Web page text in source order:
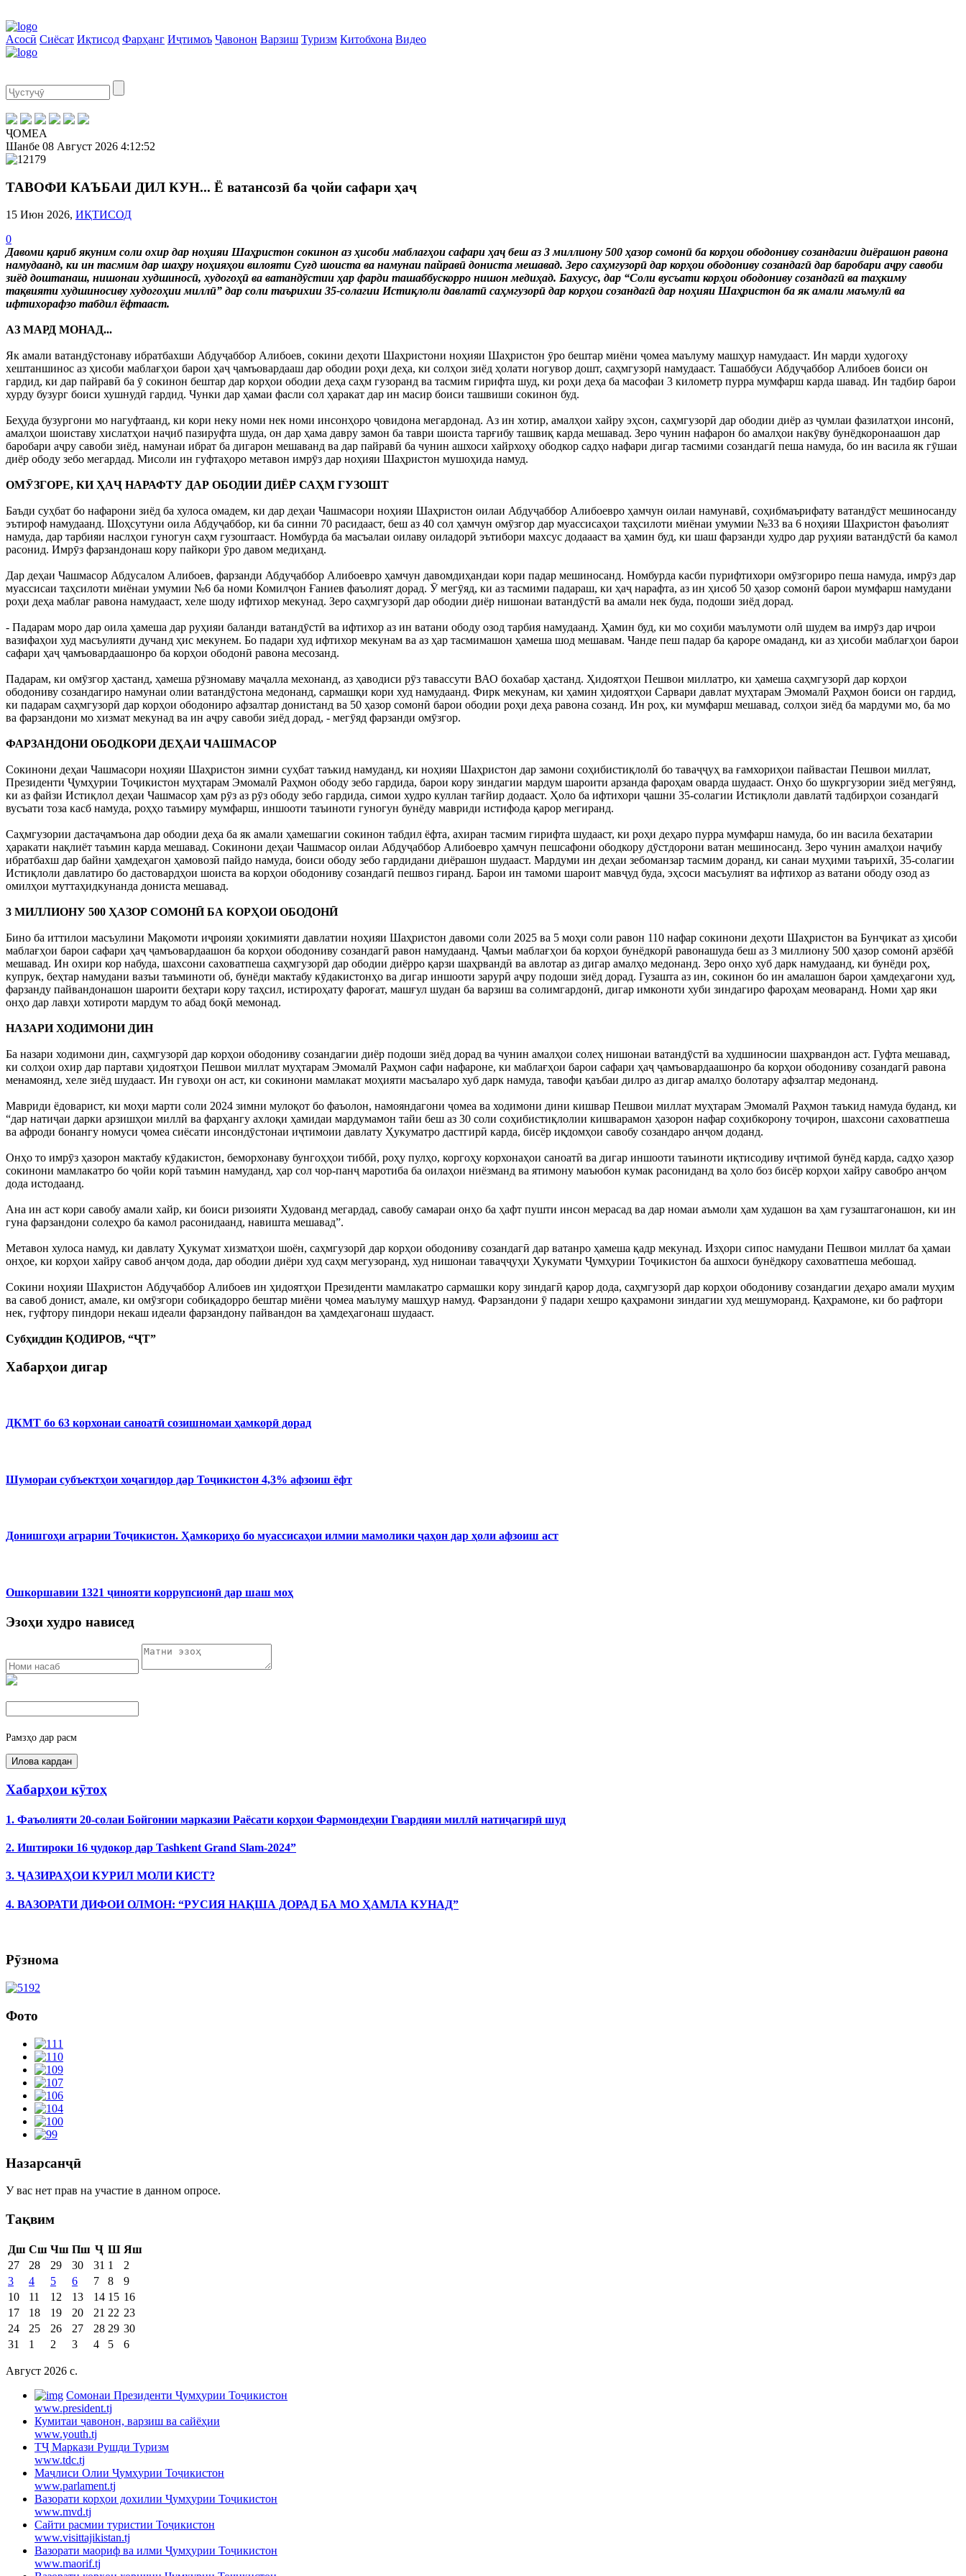
Асосӣ Сиёсат Иқтисод Фарҳанг Иҷтимоъ Ҷавонон Варзиш Туризм Китобхона Видео
ҶОМЕА
Шанбе 08 Август 2026 4:12:53
ТАВОФИ КАЪБАИ ДИЛ КУН... Ё ватансозӣ ба ҷойи сафари ҳаҷ
15 Июн 2026, ИҚТИСОД
0
Давоми қариб якуним соли охир дар ноҳияи Шаҳристон сокинон аз ҳисоби маблағҳои сафари ҳаҷ беш аз 3 миллиону 500 ҳазор сомонӣ ба корҳои ободониву созандагии диёрашон равона
намудаанд, ки ин тасмим дар шаҳру ноҳияҳои вилояти Суғд шоиста ва намунаи пайравӣ дониста мешавад. Зеро саҳмгузорӣ дар корҳои ободониву созандагӣ дар баробари аҷру савоби
зиёд доштанаш, нишонаи худшиносӣ, худогоҳӣ ва ватандӯстии ҳар фарди ташаббускорро нишон медиҳад. Бахусус, дар “Соли вусъати корҳои ободониву созандагӣ ва таҳкиму
тақвияти худшиносиву худогоҳии миллӣ” дар соли таърихии 35-солагии Истиқлоли давлатӣ саҳмгузорӣ дар корҳои созандагӣ дар ноҳияи Шаҳристон ба як амали маъмулӣ ва
ифтихорафзо табдил ёфтааст.
АЗ МАРД МОНАД...
Як амали ватандӯстонаву ибратбахши Абдуҷаббор Алибоев, сокини деҳоти Шаҳристони ноҳияи Шаҳристон ӯро бештар миёни ҷомеа маълуму машҳур намудааст. Ин марди худогоҳу
хештаншинос аз ҳисоби маблағҳои барои ҳаҷ ҷамъовардааш дар ободии роҳи деҳа, ки солҳои зиёд ҳолати ногувор дошт, саҳмгузорӣ намудааст. Ташаббуси Абдуҷаббор Алибоев боиси он
гардид, ки дар пайравӣ ба ӯ сокинон бештар дар корҳои ободии деҳа саҳм гузоранд ва тасмим гирифта шуд, ки роҳи деҳа ба масофаи 3 километр пурра мумфарш карда шавад. Ин тадбир барои
хурду бузург боиси хушнудӣ гардид. Чунки дар ҳамаи фасли сол ҳаракат дар ин масир боиси ташвиши сокинон буд.
Беҳуда бузургони мо нагуфтаанд, ки кори неку номи нек номи инсонҳоро ҷовидона мегардонад. Аз ин хотир, амалҳои хайру эҳсон, саҳмгузорӣ дар ободии диёр аз ҷумлаи фазилатҳои инсонӣ,
амалҳои шоиставу хислатҳои наҷиб пазируфта шуда, он дар ҳама давру замон ба таври шоиста тарғибу ташвиқ карда мешавад. Зеро чунин нафарон бо амалҳои накӯву бунёдкоронаашон дар
баробари аҷру савоби зиёд, намунаи ибрат ба дигарон мешаванд ва дар пайравӣ ба чунин ашхоси хайрхоҳу ободкор садҳо нафари дигар тасмими созандагӣ пеша намуда, бо ин васила як гӯшаи
диёр ободу зебо мегардад. Мисоли ин гуфтаҳоро метавон имрӯз дар ноҳияи Шаҳристон мушоҳида намуд.
ОМӮЗГОРЕ, КИ ҲАҶ НАРАФТУ ДАР ОБОДИИ ДИЁР САҲМ ГУЗОШТ
Баъди суҳбат бо нафарони зиёд ба хулоса омадем, ки дар деҳаи Чашмасори ноҳияи Шаҳристон оилаи Абдуҷаббор Алибоевро ҳамчун оилаи намунавӣ, соҳибмаърифату ватандӯст мешиносанду
эътироф намудаанд. Шоҳсутуни оила Абдуҷаббор, ки ба синни 70 расидааст, беш аз 40 сол ҳамчун омӯзгор дар муассисаҳои таҳсилоти миёнаи умумии №33 ва 6 ноҳияи Шаҳристон фаъолият
намуда, дар тарбияи наслҳои гуногун саҳм гузоштааст. Номбурда ба масъалаи оилаву оиладорӣ эътибори махсус додаааст ва ҳамин буд, ки шаш фарзанди худро дар руҳияи ватандӯстӣ ба камол
расонид. Имрӯз фарзандонаш кору пайкори ӯро давом медиҳанд.
Дар деҳаи Чашмасор Абдусалом Алибоев, фарзанди Абдуҷаббор Алибоевро ҳамчун давомдиҳандаи кори падар мешиносанд. Номбурда касби пурифтихори омӯзгориро пеша намуда, имрӯз дар
муассисаи таҳсилоти миёнаи умумии №6 ба номи Комилҷон Ғаниев фаъолият дорад. Ӯ мегӯяд, ки аз тасмими падараш, ки ҳаҷ нарафта, аз ин ҳисоб 50 ҳазор сомонӣ барои мумфарш намудани
роҳи деҳа маблағ равона намудааст, хеле шоду ифтихор мекунад. Зеро саҳмгузорӣ дар ободии диёр нишонаи ватандӯстӣ ва амали нек буда, подоши зиёд дорад.
- Падарам моро дар оила ҳамеша дар руҳияи баланди ватандӯстӣ ва ифтихор аз ин ватани ободу озод тарбия намудаанд. Ҳамин буд, ки мо соҳиби маълумоти олӣ шудем ва имрӯз дар иҷрои
вазифаҳои худ масъулияти дучанд ҳис мекунем. Бо падари худ ифтихор мекунам ва аз ҳар тасмимашон ҳамеша шод мешавам. Чанде пеш падар ба қароре омаданд, ки аз ҳисоби маблағҳои барои
сафари ҳаҷ ҷамъовардаашонро ба корҳои ободонӣ равона месозанд.
Падарам, ки омӯзгор ҳастанд, ҳамеша рӯзномаву маҷалла мехонанд, аз ҳаводиси рӯз тавассути ВАО бохабар ҳастанд. Ҳидоятҳои Пешвои миллатро, ки ҳамеша саҳмгузорӣ дар корҳои
ободониву созандагиро намунаи олии ватандӯстона медонанд, сармашқи кори худ намудаанд. Фирк мекунам, ки ҳамин ҳидоятҳои Сарвари давлат муҳтарам Эмомалӣ Раҳмон боиси он гардид,
ки падарам саҳмгузорӣ дар корҳои ободониро афзалтар донистанд ва 50 ҳазор сомонӣ барои ободии роҳи деҳа равона созанд. Ин роҳ, ки мумфарш мешавад, солҳои зиёд ба мардуми мо, ба мо
ва фарзандони мо хизмат мекунад ва ин аҷру савоби зиёд дорад, - мегӯяд фарзанди омӯзгор.
ФАРЗАНДОНИ ОБОДКОРИ ДЕҲАИ ЧАШМАСОР
Сокинони деҳаи Чашмасори ноҳияи Шаҳристон зимни суҳбат таъкид намуданд, ки ноҳияи Шаҳристон дар замони соҳибистиқлолӣ бо таваҷҷуҳ ва ғамхориҳои пайвастаи Пешвои миллат,
Президенти Ҷумҳурии Тоҷикистон муҳтарам Эмомалӣ Раҳмон ободу зебо гардида, барои кору зиндагии мардум шароити арзанда фароҳам оварда шудааст. Онҳо бо шукргузории зиёд мегӯянд,
ки аз файзи Истиқлол деҳаи Чашмасор ҳам рӯз аз рӯз ободу зебо гардида, симои худро куллан тағйир додааст. Ҳоло ба ифтихори ҷашни 35-солагии Истиқлоли давлатӣ тадбирҳои созандагӣ
вусъати тоза касб намуда, роҳҳо таъмиру мумфарш, иншооти таъиноти гуногун бунёду мавриди истифода қарор мегиранд.
Саҳмгузории дастаҷамъона дар ободии деҳа ба як амали ҳамешагии сокинон табдил ёфта, ахиран тасмим гирифта шудааст, ки роҳи деҳаро пурра мумфарш намуда, бо ин васила бехатарии
ҳаракати нақлиёт таъмин карда мешавад. Сокинони деҳаи Чашмасор оилаи Абдуҷаббор Алибоевро ҳамчун пешсафони ободкору дӯстдорони ватан мешиносанд. Зеро чунин амалҳои наҷибу
ибратбахш дар байни ҳамдеҳагон ҳамовозӣ пайдо намуда, боиси ободу зебо гардидани диёрашон шудааст. Мардуми ин деҳаи зебоманзар тасмим доранд, ки санаи муҳими таърихӣ, 35-солагии
Истиқлоли давлатиро бо дастовардҳои шоиста ва корҳои ободониву созандагӣ пешвоз гиранд. Барои ин тамоми шароит мавҷуд буда, эҳсоси масъулият ва ифтихор аз ватани ободу озод аз
омилҳои муттаҳидкунанда дониста мешавад.
3 МИЛЛИОНУ 500 ҲАЗОР СОМОНӢ БА КОРҲОИ ОБОДОНӢ
Бино ба иттилои масъулини Мақомоти иҷроияи ҳокимияти давлатии ноҳияи Шаҳристон давоми соли 2025 ва 5 моҳи соли равон 110 нафар сокинони деҳоти Шаҳристон ва Бунҷикат аз ҳисоби
маблағҳои барои сафари ҳаҷ ҷамъовардаашон ба корҳои ободониву созандагӣ равон намудаанд. Ҷамъи маблағҳои ба корҳои бунёдкорӣ равонашуда беш аз 3 миллиону 500 ҳазор сомонӣ арзёбӣ
мешавад. Ин охири кор набуда, шахсони саховатпеша саҳмгузорӣ дар ободии диёрро қарзи шаҳрвандӣ ва авлотар аз дигар амалҳо медонанд. Зеро онҳо хуб дарк намудаанд, ки бунёди роҳ,
купрук, беҳтар намудани вазъи таъминоти об, бунёди мактабу кӯдакистонҳо ва дигар иншооти зарурӣ аҷру подоши зиёд дорад. Гузашта аз ин, сокинон бо ин амалашон барои ҳамдеҳагони худ,
фарзанду пайвандонашон шароити беҳтари кору таҳсил, истироҳату фароғат, машғул шудан ба варзиш ва солимгардонӣ, дигар имконоти хуби зиндагиро фароҳам меоваранд. Номи ҳар яки
онҳо дар лавҳи хотироти мардум то абад боқӣ мемонад.
НАЗАРИ ХОДИМОНИ ДИН
Ба назари ходимони дин, саҳмгузорӣ дар корҳои ободониву созандагии диёр подоши зиёд дорад ва чунин амалҳои солеҳ нишонаи ватандӯстӣ ва худшиносии шаҳрвандон аст. Гуфта мешавад,
ки солҳои охир дар партави ҳидоятҳои Пешвои миллат муҳтарам Эмомалӣ Раҳмон сафи нафароне, ки маблағҳои барои сафари ҳаҷ ҷамъовардаашонро ба корҳои ободониву созандагӣ равона
менамоянд, хеле зиёд шудааст. Ин гувоҳи он аст, ки сокинони мамлакат моҳияти масъаларо хуб дарк намуда, тавофи қаъбаи дилро аз дигар амалҳо болотару афзалтар медонанд.
Мавриди ёдоварист, ки моҳи марти соли 2024 зимни мулоқот бо фаъолон, намояндагони ҷомеа ва ходимони дини кишвар Пешвои миллат муҳтарам Эмомалӣ Раҳмон таъкид намуда буданд, ки
“дар натиҷаи дарки арзишҳои миллӣ ва фарҳангу ахлоқи ҳамидаи мардумамон тайи беш аз 30 соли соҳибистиқлолии кишварамон ҳазорон нафар соҳибкорону тоҷирон, шахсони саховатпеша
ва афроди бонангу номуси ҷомеа сиёсати инсондӯстонаи иҷтимоии давлату Ҳукуматро дастгирӣ карда, бисёр иқдомҳои савобу созандаро анҷом доданд.
Онҳо то имрӯз ҳазорон мактабу кӯдакистон, беморхонаву бунгоҳҳои тиббӣ, роҳу пулҳо, коргоҳу корхонаҳои саноатӣ ва дигар иншооти таъиноти иқтисодиву иҷтимоӣ бунёд карда, садҳо ҳазор
сокинони мамлакатро бо ҷойи корӣ таъмин намуданд, ҳар сол чор-панҷ маротиба ба оилаҳои ниёзманд ва ятимону маъюбон кумак расониданд ва ҳоло боз бисёр корҳои хайру савобро анҷом
дода истодаанд.
Ана ин аст кори савобу амали хайр, ки боиси ризоияти Худованд мегардад, савобу самараи онҳо ба ҳафт пушти инсон мерасад ва дар номаи аъмоли ҳам худашон ва ҳам гузаштагонашон, ки ин
гуна фарзандони солеҳро ба камол расонидаанд, навишта мешавад”.
Метавон хулоса намуд, ки давлату Ҳукумат хизматҳои шоён, саҳмгузорӣ дар корҳои ободониву созандагӣ дар ватанро ҳамеша қадр мекунад. Изҳори сипос намудани Пешвои миллат ба ҳамаи
онҳое, ки корҳои хайру савоб анҷом дода, дар ободии диёри худ саҳм мегузоранд, худ нишонаи таваҷҷуҳи Ҳукумати Ҷумҳурии Тоҷикистон ба ашхоси бунёдкору саховатпеша мебошад.
Сокини ноҳияи Шаҳристон Абдуҷаббор Алибоев ин ҳидоятҳои Президенти мамлакатро сармашки кору зиндагӣ қарор дода, саҳмгузорӣ дар корҳои ободониву созандагии деҳаро амали муҳим
ва савоб донист, амале, ки омӯзгори собиқадорро бештар миёни ҷомеа маълуму машҳур намуд. Фарзандони ӯ падари хешро қаҳрамони зиндагии худ мешуморанд. Қаҳрамоне, ки бо рафтори
нек, гуфтору пиндори некаш идеали фарзандону пайвандон ва ҳамдеҳагонаш шудааст.
Субҳиддин ҚОДИРОВ, “ҶТ”
Хабарҳои дигар
ДКМТ бо 63 корхонаи саноатӣ созишномаи ҳамкорӣ дорад
Шумораи субъектҳои хоҷагидор дар Тоҷикистон 4,3% афзоиш ёфт
Донишгоҳи аграрии Тоҷикистон. Ҳамкориҳо бо муассисаҳои илмии мамолики ҷаҳон дар ҳоли афзоиш аст
Ошкоршавии 1321 ҷинояти коррупсионӣ дар шаш моҳ
Эзоҳи худро нависед
Рамзҳо дар расм
Хабарҳои кӯтоҳ
1. Фаъолияти 20-солаи Бойгонии марказии Раёсати корҳои Фармондеҳии Гвардияи миллӣ натиҷагирӣ шуд
2. Иштироки 16 ҷудокор дар Tashkent Grand Slam-2024”
3. ҶАЗИРАҲОИ КУРИЛ МОЛИ КИСТ?
4. ВАЗОРАТИ ДИФОИ ОЛМОН: “РУСИЯ НАҚША ДОРАД БА МО ҲАМЛА КУНАД”
Рӯзнома
Фото
Назарсанҷӣ
У вас нет прав на участие в данном опросе.
Тақвим
Дш Сш Чш Пш Ҷ Ш Яш
27
28 29 30 31 1
2
3
4 5 6 7 8
9
10
11 12 13 14 15 16
17
18 19 20 21 22 23
24
25 26 27 28 29 30
31
1 2 3 4 5 6
Август 2026 c.
Cомонаи Президенти Ҷумҳурии Тоҷикистон
www.president.tj
Кумитаи ҷавонон, варзиш ва сайёҳии
www.youth.tj
ТҶ Маркази Рушди Туризм
www.tdc.tj
Маҷлиси Олии Ҷумҳурии Тоҷикистон
www.parlament.tj
Вазорати корҳои дохилии Ҷумҳурии Тоҷикистон
www.mvd.tj
Сайти расмии туристии Тоҷикистон
www.visittajikistan.tj
Вазорати маориф ва илми Ҷумҳурии Тоҷикистон
www.maorif.tj